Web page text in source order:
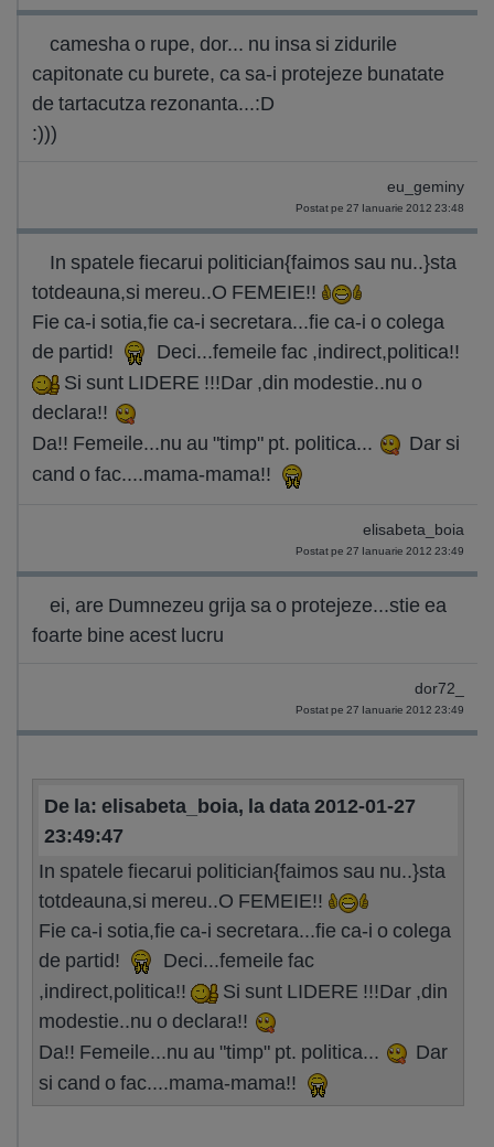
camesha o rupe, dor... nu insa si zidurile
capitonate cu burete, ca sa-i protejeze bunatate
de tartacutza rezonanta...:D
:)))
eu_geminy
Postat pe 27 Ianuarie 2012 23:48
In spatele fiecarui politician{faimos sau nu..}sta
totdeauna,si mereu..O FEMEIE!!
Fie ca-i sotia,fie ca-i secretara...fie ca-i o colega
de partid!
Deci...femeile fac ,indirect,politica!!
Si sunt LIDERE !!!Dar ,din modestie..nu o
declara!!
Da!! Femeile...nu au "timp" pt. politica...
Dar si
cand o fac....mama-mama!!
elisabeta_boia
Postat pe 27 Ianuarie 2012 23:49
ei, are Dumnezeu grija sa o protejeze...stie ea
foarte bine acest lucru
dor72_
Postat pe 27 Ianuarie 2012 23:49
De la: elisabeta_boia, la data 2012-01-27
23:49:47
In spatele fiecarui politician{faimos sau nu..}sta
totdeauna,si mereu..O FEMEIE!!
Fie ca-i sotia,fie ca-i secretara...fie ca-i o colega
de partid!
Deci...femeile fac
,indirect,politica!!
Si sunt LIDERE !!!Dar ,din
modestie..nu o declara!!
Da!! Femeile...nu au "timp" pt. politica...
Dar
si cand o fac....mama-mama!!